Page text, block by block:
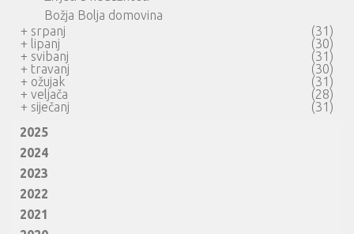
Božja Bolja domovina
+ srpanj
(31)
+ lipanj
(30)
+ svibanj
(31)
+ travanj
(30)
+ ožujak
(31)
+ veljača
(28)
+ siječanj
(31)
2025
2024
2023
2022
2021